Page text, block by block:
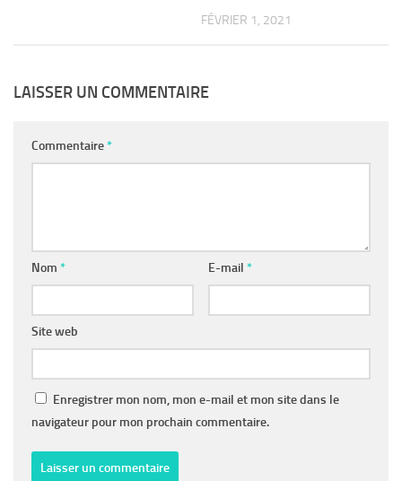
FÉVRIER 1, 2021
LAISSER UN COMMENTAIRE
Commentaire*
Nom * E-mail *
Site web
Enregistrer mon nom, mon e-mail et mon site dans le
navigateur pour mon prochain commentaire.